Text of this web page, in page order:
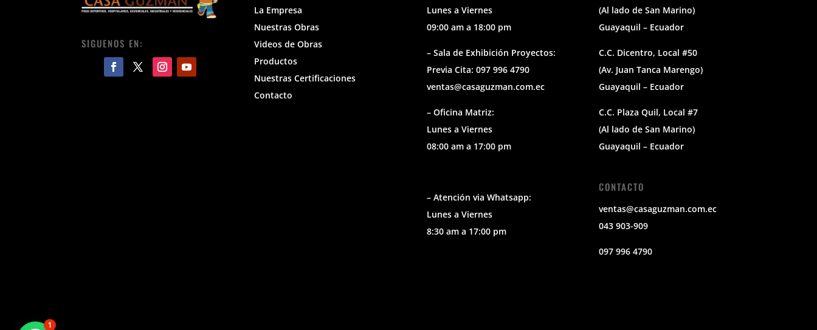
SIGUENOS EN:
La Empresa
Nuestras Obras
Videos de Obras
Productos
Nuestras Certificaciones
Contacto
Lunes a Viernes
09:00 am a 18:00 pm
– Sala de Exhibición Proyectos:
Previa Cita: 097 996 4790
ventas@casaguzman.com.ec
– Oficina Matriz:
Lunes a Viernes
08:00 am a 17:00 pm
– Atención via Whatsapp:
Lunes a Viernes
8:30 am a 17:00 pm
(Al lado de San Marino)
Guayaquil – Ecuador
C.C. Dicentro, Local #50
(Av. Juan Tanca Marengo)
Guayaquil – Ecuador
C.C. Plaza Quil, Local #7
(Al lado de San Marino)
Guayaquil – Ecuador
CONTACTO
ventas@casaguzman.com.ec
043 903-909
097 996 4790
1